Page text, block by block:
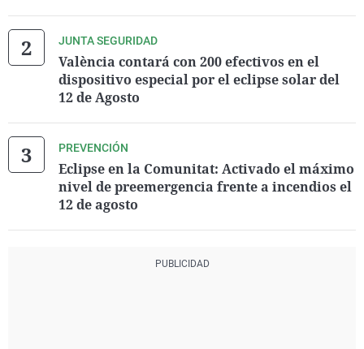
JUNTA SEGURIDAD
València contará con 200 efectivos en el
dispositivo especial por el eclipse solar del
12 de Agosto
PREVENCIÓN
Eclipse en la Comunitat: Activado el máximo
nivel de preemergencia frente a incendios el
12 de agosto